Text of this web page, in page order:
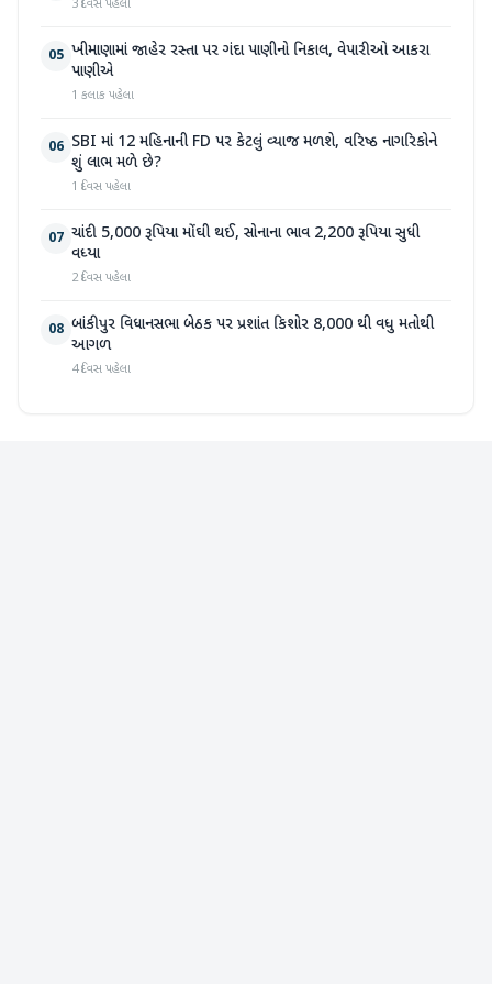
3 દિવસ પહેલા
05 ખીમાણામાં જાહેર રસ્તા પર ગંદા પાણીનો નિકાલ, વેપારીઓ આકરા
પાણીએ
1 કલાક પહેલા
06 SBI માં 12 મહિનાની FD પર કેટલું વ્યાજ મળશે, વરિષ્ઠ નાગરિકોને
શું લાભ મળે છે?
1 દિવસ પહેલા
07 ચાંદી 5,000 રૂપિયા મોંઘી થઈ, સોનાના ભાવ 2,200 રૂપિયા સુધી
વધ્યા
2 દિવસ પહેલા
08 બાંકીપુર વિધાનસભા બેઠક પર પ્રશાંત કિશોર 8,000 થી વધુ મતોથી
આગળ
4 દિવસ પહેલા